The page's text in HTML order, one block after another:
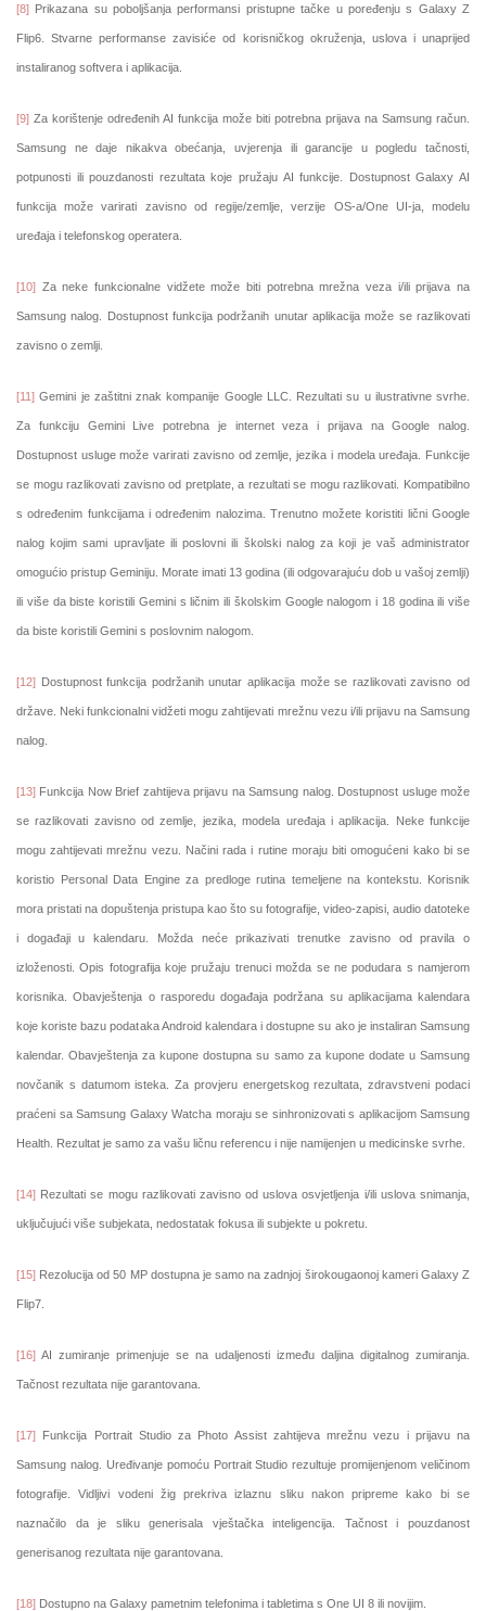
[8] Prikazana su poboljšanja performansi pristupne tačke u poređenju s Galaxy Z
Flip6. Stvarne performanse zavisiće od korisničkog okruženja, uslova i unaprijed
instaliranog softvera i aplikacija.
[9] Za korištenje određenih AI funkcija može biti potrebna prijava na Samsung račun.
Samsung ne daje nikakva obećanja, uvjerenja ili garancije u pogledu tačnosti,
potpunosti ili pouzdanosti rezultata koje pružaju AI funkcije. Dostupnost Galaxy AI
funkcija može varirati zavisno od regije/zemlje, verzije OS-a/One UI-ja, modelu
uređaja i telefonskog operatera.
[10] Za neke funkcionalne vidžete može biti potrebna mrežna veza i/ili prijava na
Samsung nalog. Dostupnost funkcija podržanih unutar aplikacija može se razlikovati
zavisno o zemlji.
[11] Gemini je zaštitni znak kompanije Google LLC. Rezultati su u ilustrativne svrhe.
Za funkciju Gemini Live potrebna je internet veza i prijava na Google nalog.
Dostupnost usluge može varirati zavisno od zemlje, jezika i modela uređaja. Funkcije
se mogu razlikovati zavisno od pretplate, a rezultati se mogu razlikovati. Kompatibilno
s određenim funkcijama i određenim nalozima. Trenutno možete koristiti lični Google
nalog kojim sami upravljate ili poslovni ili školski nalog za koji je vaš administrator
omogućio pristup Geminiju. Morate imati 13 godina (ili odgovarajuću dob u vašoj zemlji)
ili više da biste koristili Gemini s ličnim ili školskim Google nalogom i 18 godina ili više
da biste koristili Gemini s poslovnim nalogom.
[12] Dostupnost funkcija podržanih unutar aplikacija može se razlikovati zavisno od
države. Neki funkcionalni vidžeti mogu zahtijevati mrežnu vezu i/ili prijavu na Samsung
nalog.
[13] Funkcija Now Brief zahtijeva prijavu na Samsung nalog. Dostupnost usluge može
se razlikovati zavisno od zemlje, jezika, modela uređaja i aplikacija. Neke funkcije
mogu zahtijevati mrežnu vezu. Načini rada i rutine moraju biti omogućeni kako bi se
koristio Personal Data Engine za predloge rutina temeljene na kontekstu. Korisnik
mora pristati na dopuštenja pristupa kao što su fotografije, video-zapisi, audio datoteke
i događaji u kalendaru. Možda neće prikazivati ​​trenutke zavisno od pravila o
izloženosti. Opis fotografija koje pružaju trenuci možda se ne podudara s namjerom
korisnika. Obavještenja o rasporedu događaja podržana su aplikacijama kalendara
koje koriste bazu podataka Android kalendara i dostupne su ako je instaliran Samsung
kalendar. Obavještenja za kupone dostupna su samo za kupone dodate u Samsung
novčanik s datumom isteka. Za provjeru energetskog rezultata, zdravstveni podaci
praćeni sa Samsung Galaxy Watcha moraju se sinhronizovati s aplikacijom Samsung
Health. Rezultat je samo za vašu ličnu referencu i nije namijenjen u medicinske svrhe.
[14] Rezultati se mogu razlikovati zavisno od uslova osvjetljenja i/ili uslova snimanja,
uključujući više subjekata, nedostatak fokusa ili subjekte u pokretu.
[15] Rezolucija od 50 MP dostupna je samo na zadnjoj širokougaonoj kameri Galaxy Z
Flip7.
[16] AI zumiranje primenjuje se na udaljenosti između daljina digitalnog zumiranja.
Tačnost rezultata nije garantovana.
[17] Funkcija Portrait Studio za Photo Assist zahtijeva mrežnu vezu i prijavu na
Samsung nalog. Uređivanje pomoću Portrait Studio rezultuje promijenjenom veličinom
fotografije. Vidljivi vodeni žig prekriva izlaznu sliku nakon pripreme kako bi se
naznačilo da je sliku generisala vještačka inteligencija. Tačnost i pouzdanost
generisanog rezultata nije garantovana.
[18] Dostupno na Galaxy pametnim telefonima i tabletima s One UI 8 ili novijim.